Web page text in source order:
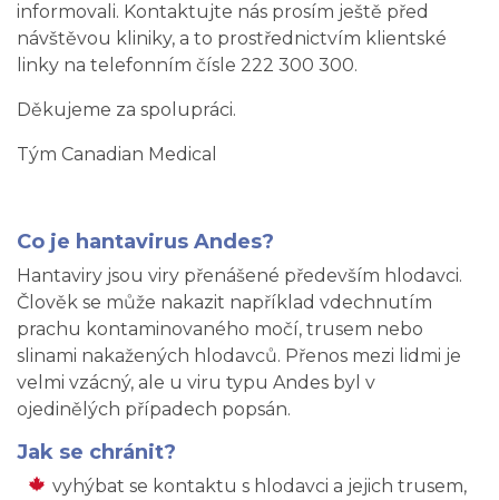
informovali. Kontaktujte nás prosím ještě před
návštěvou kliniky, a to prostřednictvím klientské
linky na telefonním čísle 222 300 300.
Děkujeme za spolupráci.
Tým Canadian Medical
Co je hantavirus Andes?
Hantaviry jsou viry přenášené především hlodavci.
Člověk se může nakazit například vdechnutím
prachu kontaminovaného močí, trusem nebo
slinami nakažených hlodavců. Přenos mezi lidmi je
velmi vzácný, ale u viru typu Andes byl v
ojedinělých případech popsán.
Jak se chránit?
vyhýbat se kontaktu s hlodavci a jejich trusem,